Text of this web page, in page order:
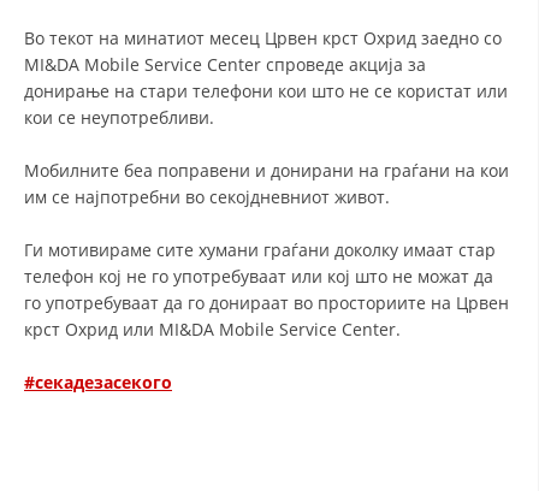
ЧЛЕНСТВО ВО ПРОФЕСИОНАЛНИ ТЕЛА
СТАТУТ НА ЦКРМ
Во текот на минатиот месец Црвен крст Охрид заедно со
MI&DA Mobile Service Center спроведе акција за
донирање на стари телефони кои што не се користат или
кои се неупотребливи.
Мобилните беа поправени и донирани на граѓани на кои
им се најпотребни во секојдневниот живот.
Ги мотивираме сите хумани граѓани доколку имаат стар
телефон кој не го употребуваат или кој што не можат да
го употребуваат да го донираат во просториите на Црвен
крст Охрид или MI&DA Mobile Service Center.
#секадезасекого